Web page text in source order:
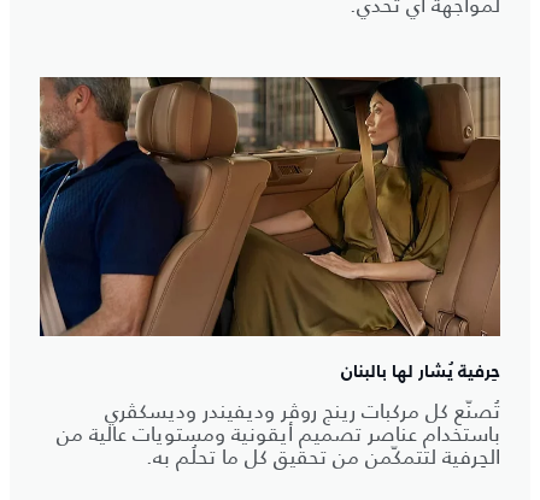
حِرفية يُشار لها بالبنان
تُصنّع كل مركبات رينج روڤر وديفيندر وديسكڤري
باستخدام عناصر تصميم أيقونية ومستويات عالية من
الحِرفية لتتمكّمن من تحقيق كل ما تحلُم به.